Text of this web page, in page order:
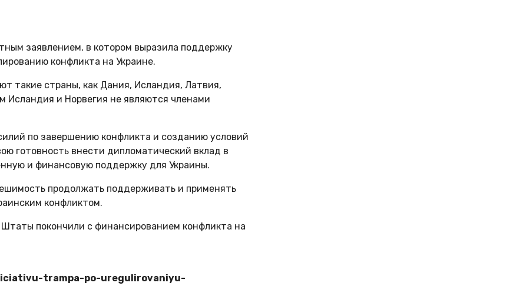
заявлением, в котором выразила поддержку
конфликта на Украине.
такие страны, как Дания, Исландия, Латвия,
и Норвегия не являются членами
по завершению конфликта и созданию условий
готовность внести дипломатический вклад в
и финансовую поддержку для Украины.
продолжать поддерживать и применять
конфликтом.
покончили с финансированием конфликта на
trampa-po-uregulirovaniyu-